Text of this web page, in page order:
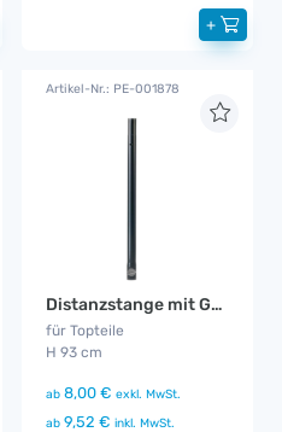
+
Artikel-Nr.: PE-001878
Distanzstange mit Gewinde K&M
für Topteile
H 93 cm
ab 8,00 € exkl. MwSt.
ab 9,52 € inkl. MwSt.